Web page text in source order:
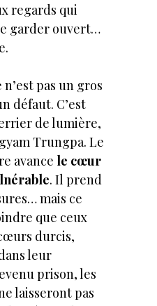
regards qui
garder ouvert…
pas un gros
défaut. C’est
de lumière,
Trungpa. Le
avance le cœur
. Il prend
mais ce
que ceux
durcis,
leur
prison, les
laisseront pas